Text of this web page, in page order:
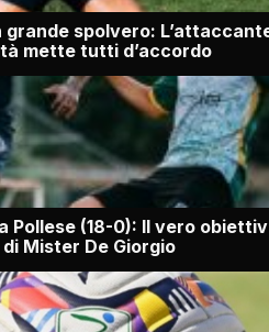
spolvero:
mette tutti d’accordo
Pollese (18-0): Il vero
Mister De Giorgio